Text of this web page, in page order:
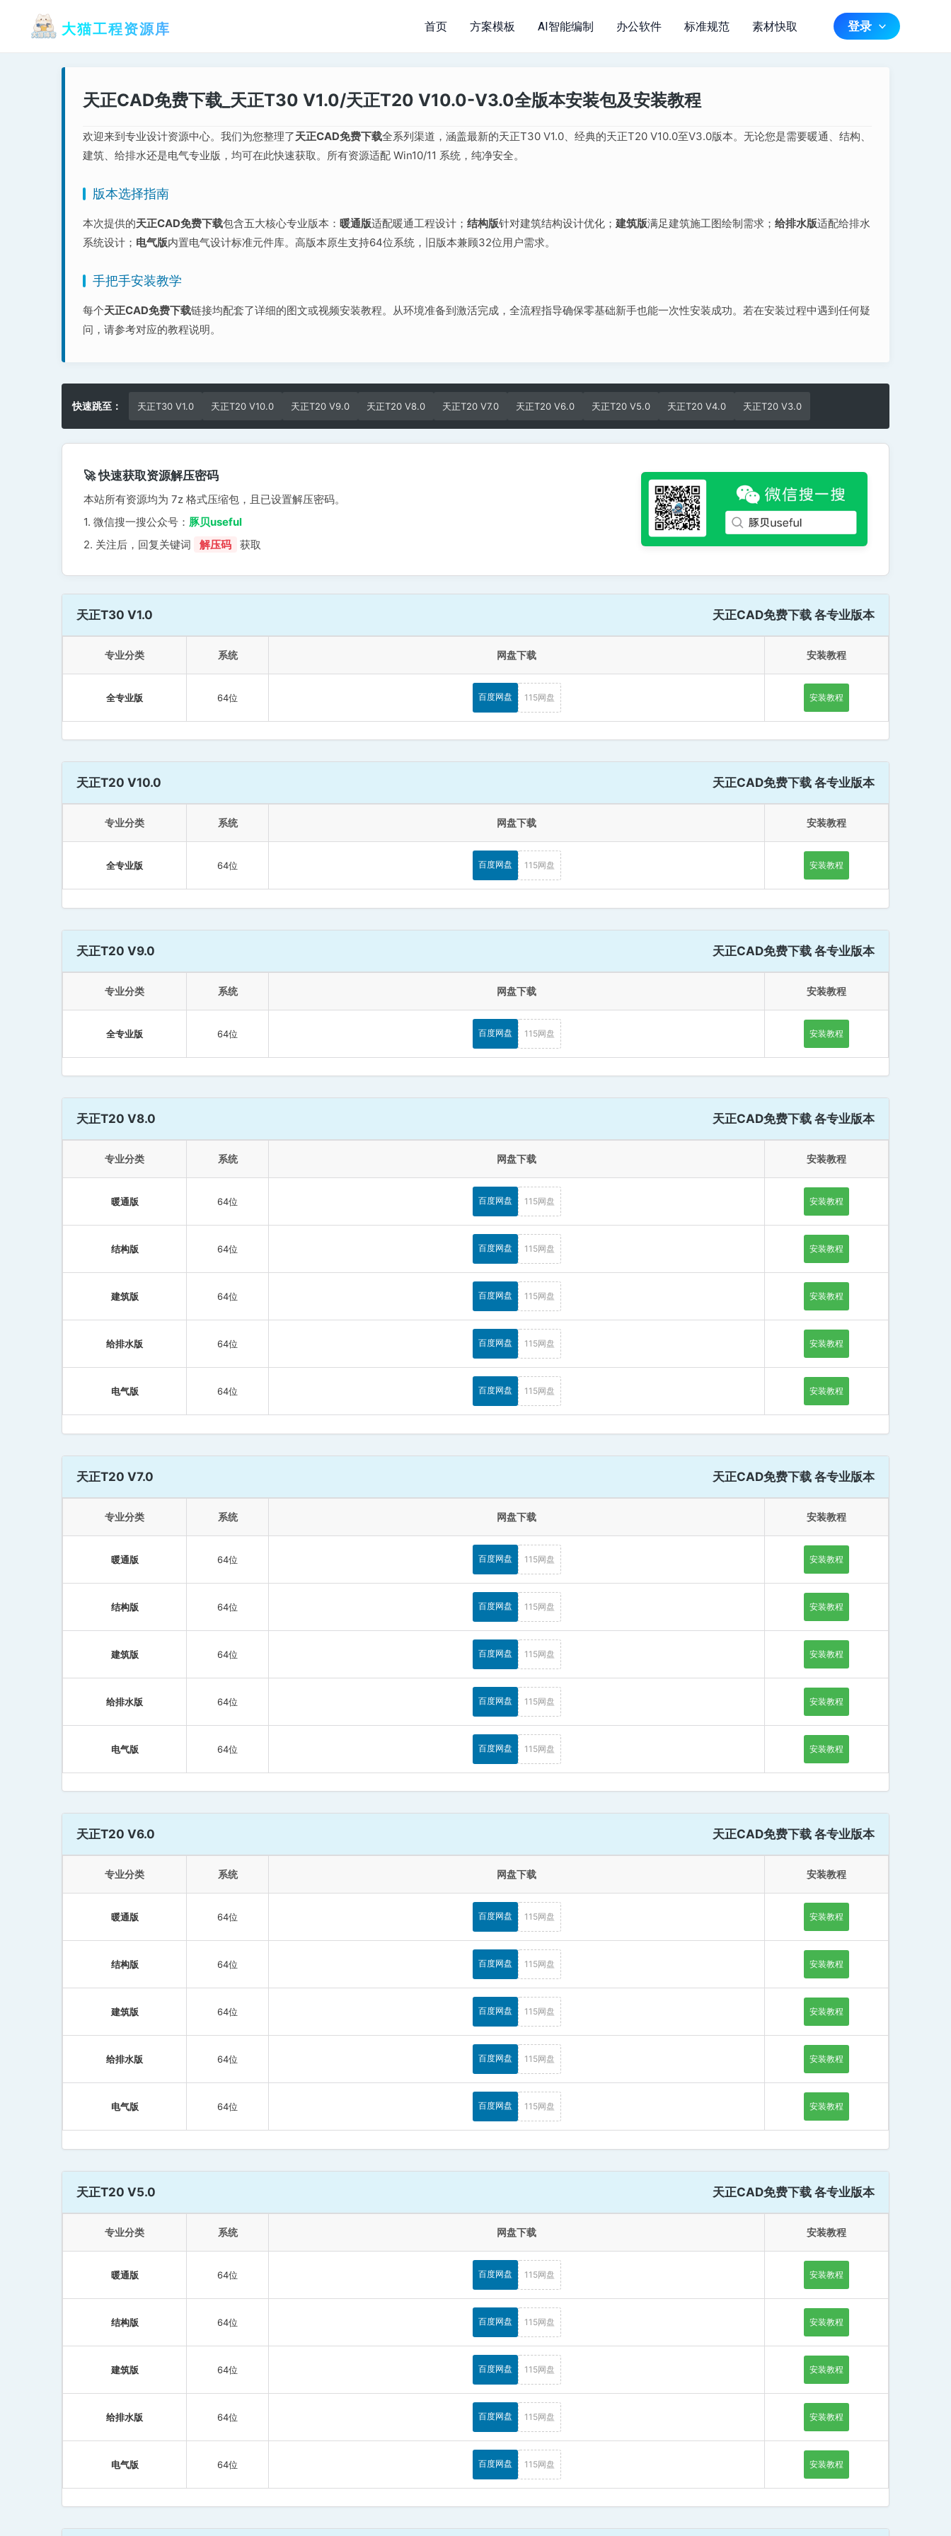
大猫工程资源库 首页 方案模板 AI智能编制 办公软件 标准规范 素材快取 登录
天正CAD免费下载_天正T30 V1.0/天正T20 V10.0-V3.0全版本安装包及安装教程
欢迎来到专业设计资源中心。我们为您整理了天正CAD免费下载全系列渠道，涵盖最新的天正T30 V1.0、经典的天正T20 V10.0至V3.0版本。无论您是需要暖通、结构、
建筑、给排水还是电气专业版，均可在此快速获取。所有资源适配 Win10/11 系统，纯净安全。
版本选择指南
本次提供的天正CAD免费下载包含五大核心专业版本： 暖通版适配暖通工程设计； 结构版针对建筑结构设计优化； 建筑版满足建筑施工图绘制需求； 给排水版适配给排水
系统设计； 电气版内置电气设计标准元件库。高版本原生支持64位系统，旧版本兼顾32位用户需求。
手把手安装教学
每个天正CAD免费下载链接均配套了详细的图文或视频安装教程。从环境准备到激活完成，全流程指导确保零基础新手也能一次性安装成功。若在安装过程中遇到任何疑
问，请参考对应的教程说明。
快速跳至： 天正T30 V1.0 天正T20 V10.0 天正T20 V9.0 天正T20 V8.0 天正T20 V7.0 天正T20 V6.0 天正T20 V5.0 天正T20 V4.0 天正T20 V3.0
🚀 快速获取资源解压密码
本站所有资源均为 7z 格式压缩包，且已设置解压密码。
1. 微信搜一搜公众号： 豚贝useful
2. 关注后，回复关键词
解压码 获取
天正T30 V1.0 天正CAD免费下载 各专业版本
专业分类 系统 网盘下载 安装教程
全专业版 64位 百度网盘 115网盘 安装教程
天正T20 V10.0 天正CAD免费下载 各专业版本
专业分类 系统 网盘下载 安装教程
全专业版 64位 百度网盘 115网盘 安装教程
天正T20 V9.0 天正CAD免费下载 各专业版本
专业分类 系统 网盘下载 安装教程
全专业版 64位 百度网盘 115网盘 安装教程
天正T20 V8.0 天正CAD免费下载 各专业版本
专业分类 系统 网盘下载 安装教程
暖通版 64位 百度网盘 115网盘 安装教程
结构版 64位 百度网盘 115网盘 安装教程
建筑版 64位 百度网盘 115网盘 安装教程
给排水版 64位 百度网盘 115网盘 安装教程
电气版 64位 百度网盘 115网盘 安装教程
天正T20 V7.0 天正CAD免费下载 各专业版本
专业分类 系统 网盘下载 安装教程
暖通版 64位 百度网盘 115网盘 安装教程
结构版 64位 百度网盘 115网盘 安装教程
建筑版 64位 百度网盘 115网盘 安装教程
给排水版 64位 百度网盘 115网盘 安装教程
电气版 64位 百度网盘 115网盘 安装教程
天正T20 V6.0 天正CAD免费下载 各专业版本
专业分类 系统 网盘下载 安装教程
暖通版 64位 百度网盘 115网盘 安装教程
结构版 64位 百度网盘 115网盘 安装教程
建筑版 64位 百度网盘 115网盘 安装教程
给排水版 64位 百度网盘 115网盘 安装教程
电气版 64位 百度网盘 115网盘 安装教程
天正T20 V5.0 天正CAD免费下载 各专业版本
专业分类 系统 网盘下载 安装教程
暖通版 64位 百度网盘 115网盘 安装教程
结构版 64位 百度网盘 115网盘 安装教程
建筑版 64位 百度网盘 115网盘 安装教程
给排水版 64位 百度网盘 115网盘 安装教程
电气版 64位 百度网盘 115网盘 安装教程